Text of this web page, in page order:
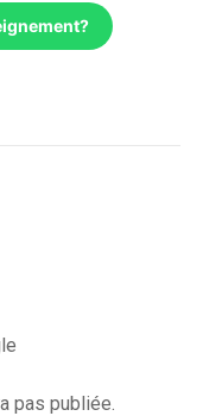
pas publiée.